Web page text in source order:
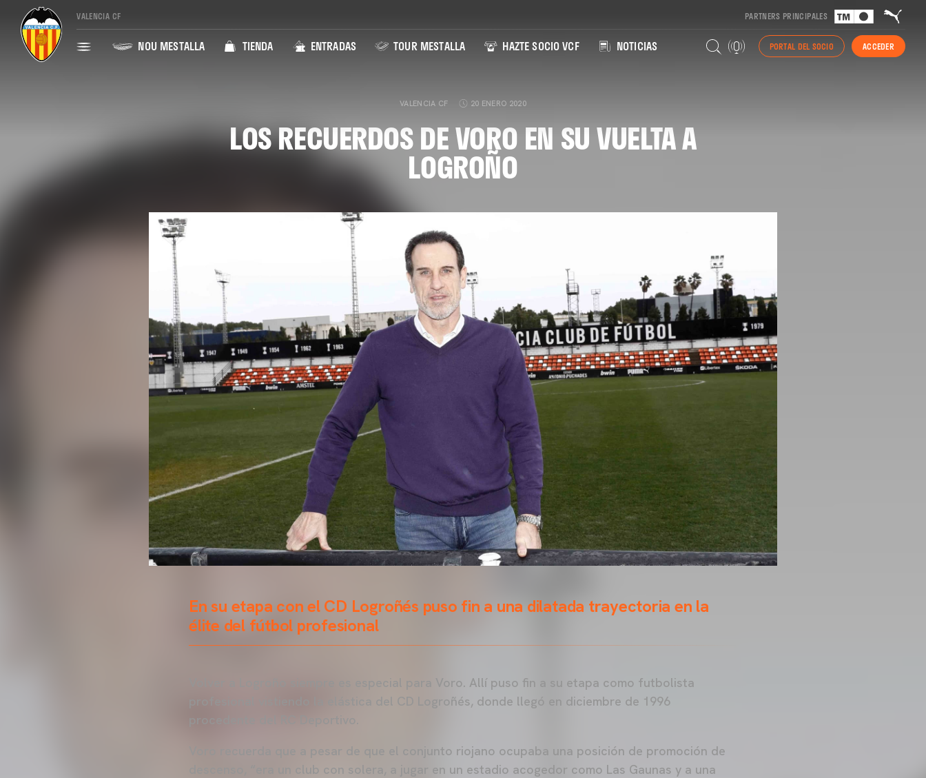
VALENCIA CF PARTNERS PRINCIPALES
NOU MESTALLA TIENDA ENTRADAS TOUR MESTALLA HAZTE SOCIO VCF NOTICIAS PORTAL DEL SOCIO ACCEDER
VALENCIA CF 20 ENERO 2020
LOS RECUERDOS DE VORO EN SU VUELTA A
LOGROÑO
En su etapa con el CD Logroñés puso fin a una dilatada trayectoria en la
élite del fútbol profesional
Volver a Logroño siempre es especial para Voro. Allí puso fin a su etapa como futbolista
profesional vistiendo la elástica del CD Logroñés, donde llegó en diciembre de 1996
Voro recuerda que a pesar de que el conjunto riojano ocupaba una posición de promoción de
descenso, “era un club con solera, a jugar en un estadio acogedor como Las Gaunas y a una